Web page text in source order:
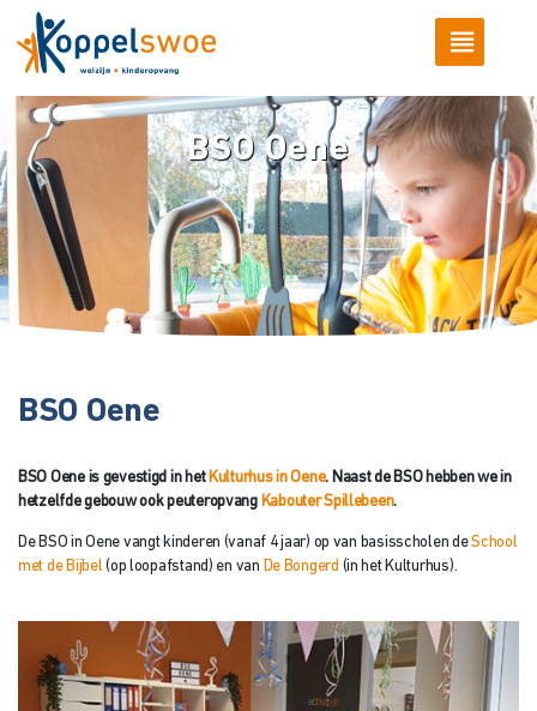
BSO Oene
BSO Oene
BSO Oene is gevestigd in het Kulturhus in Oene. Naast de BSO hebben we in
hetzelfde gebouw ook peuteropvang Kabouter Spillebeen.
De BSO in Oene vangt kinderen (vanaf 4 jaar) op van basisscholen deSchool
met de Bijbel (op loopafstand) en van De Bongerd (in het Kulturhus).